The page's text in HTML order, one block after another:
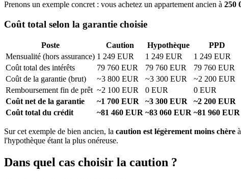
Prenons un exemple concret : vous achetez un appartement ancien à 250
Coût total selon la garantie choisie
Poste Caution Hypothèque
PPD
Mensualité (hors assurance) 1 249 EUR 1 249 EUR
1 249 EUR
Coût total des intérêts
79 760 EUR 79 760 EUR
79 760 EUR
Coût de la garantie (brut)
~3 800 EUR ~3 300 EUR
~2 200 EUR
Remboursement fin de prêt ~2 100 EUR 0 EUR
0 EUR
Coût net de la garantie
~1 700 EUR ~3 300 EUR
~2 200 EUR
Coût total du crédit
~81 460 EUR ~83 060 EUR ~81 960 EUR
Sur cet exemple de bien ancien, la caution est légèrement moins chère
l'hypothèque étant la plus onéreuse.
Dans quel cas choisir la caution ?